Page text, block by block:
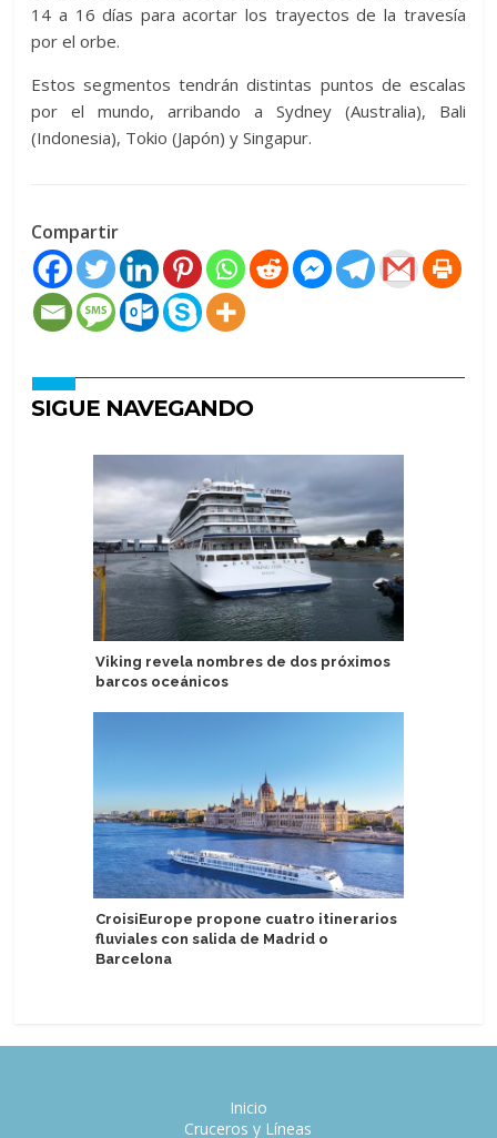
14 a 16 días para acortar los trayectos de la travesía
por el orbe.
Estos segmentos tendrán distintas puntos de escalas
por el mundo, arribando a Sydney (Australia), Bali
(Indonesia), Tokio (Japón) y Singapur.
Compartir
SIGUE NAVEGANDO
Viking revela nombres de dos próximos
barcos oceánicos
CroisiEurope propone cuatro itinerarios
fluviales con salida de Madrid o
Barcelona
Inicio
Cruceros y Líneas